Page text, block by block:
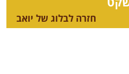
חזרה לבלוג של יואב